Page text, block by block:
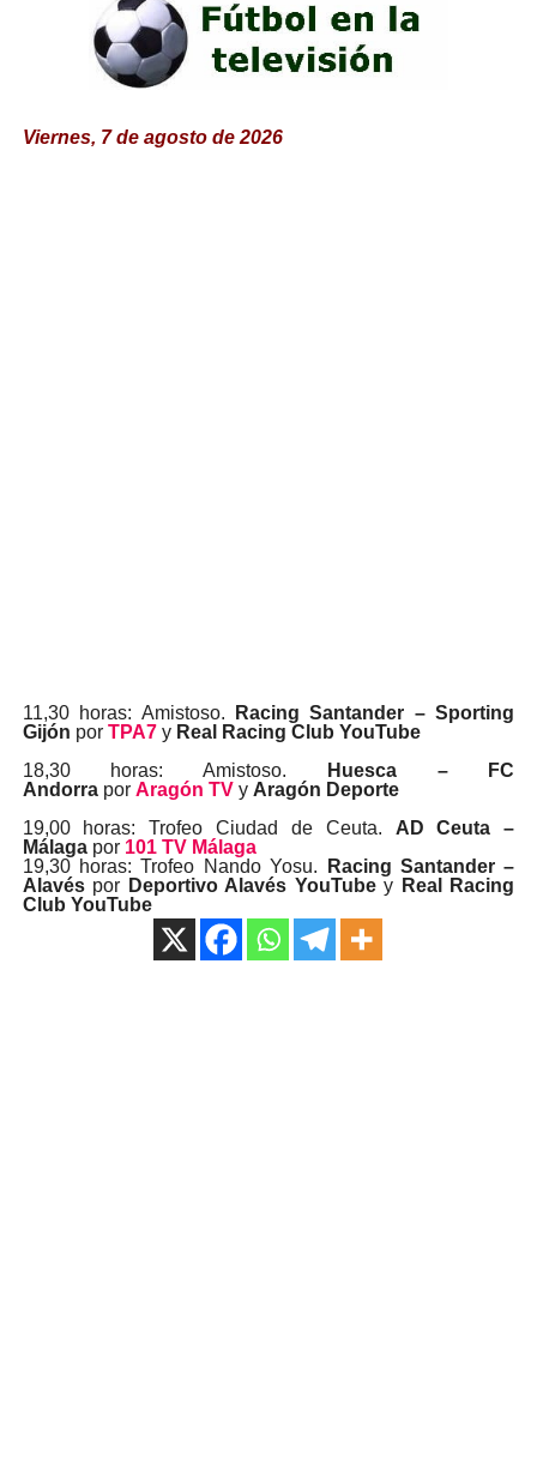
Viernes, 7 de agosto de 2026
11,30 horas: Amistoso.
Racing Santander – Sporting
Gijón por TPA7y Real Racing Club YouTube
18,30 horas: Amistoso.
Huesca – FC
Andorra por Aragón TVy Aragón Deporte
19,00 horas: Trofeo Ciudad de Ceuta. AD Ceuta –
Málaga por 101 TV Málaga
19,30 horas: Trofeo Nando Yosu.
Racing Santander –
Alavés por Deportivo Alavés YouTubey Real Racing
Club YouTube